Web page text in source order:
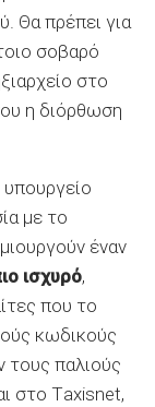
Θα πρέπει για
σοβαρό
στο
η διόρθωση
με το
έναν
ισχυρό,
που το
κωδικούς
τους παλιούς
στο Τaxisnet,